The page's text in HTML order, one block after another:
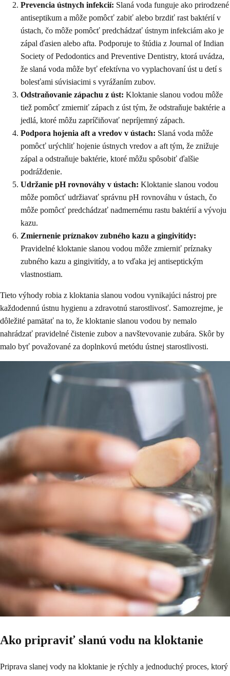
Prevencia ústnych infekcií: Slaná voda funguje ako prirodzené
antiseptikum a môže pomôcť zabiť alebo brzdiť rast baktérií v
ústach, čo môže pomôcť predchádzať ústnym infekciám ako je
zápal ďasien alebo afta. Podporuje to štúdia z Journal of Indian
Society of Pedodontics and Preventive Dentistry, ktorá uvádza,
že slaná voda môže byť efektívna vo vyplachovaní úst u detí s
bolesťami súvisiacimi s vyrážaním zubov.
Odstraňovanie zápachu z úst: Kloktanie slanou vodou môže
tiež pomôcť zmierniť zápach z úst tým, že odstraňuje baktérie a
jedlá, ktoré môžu zapríčiňovať nepríjemný zápach.
Podpora hojenia aft a vredov v ústach: Slaná voda môže
pomôcť urýchliť hojenie ústnych vredov a aft tým, že znižuje
zápal a odstraňuje baktérie, ktoré môžu spôsobiť ďalšie
podráždenie.
Udržanie pH rovnováhy v ústach: Kloktanie slanou vodou
môže pomôcť udržiavať správnu pH rovnováhu v ústach, čo
môže pomôcť predchádzať nadmernému rastu baktérií a vývoju
kazu.
Zmiernenie príznakov zubného kazu a gingivitídy:
Pravidelné kloktanie slanou vodou môže zmierniť príznaky
zubného kazu a gingivitídy, a to vďaka jej antiseptickým
vlastnostiam.
Tieto výhody robia z kloktania slanou vodou vynikajúci nástroj pre
každodennú ústnu hygienu a zdravotnú starostlivosť. Samozrejme, je
dôležité pamätať na to, že kloktanie slanou vodou by nemalo
nahrádzať pravidelné čistenie zubov a navštevovanie zubára. Skôr by
malo byť považované za doplnkovú metódu ústnej starostlivosti.
Ako pripraviť slanú vodu na kloktanie
Priprava slanej vody na kloktanie je rýchly a jednoduchý proces, ktorý